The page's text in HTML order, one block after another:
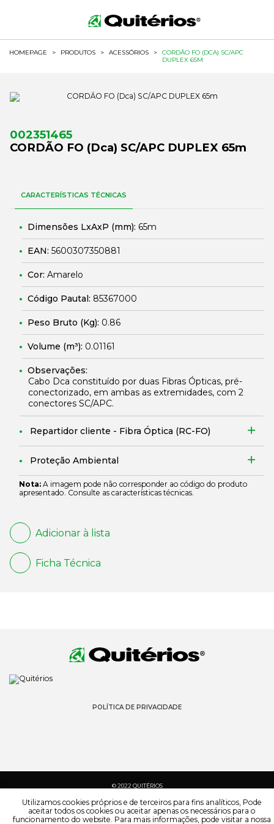
HOMEPAGE > PRODUTOS > ACESSÓRIOS >
CORDÃO FO (DCA) SC/APC
DUPLEX 65M
002351465
CORDÃO FO (Dca) SC/APC DUPLEX 65m
CARACTERÍSTICAS TÉCNICAS
Dimensões LxAxP (mm): 65m
EAN: 5600307350881
Cor: Amarelo
Código Pautal: 85367000
Peso Bruto (Kg): 0.86
Volume (m³): 0.01161
Observações:
Cabo Dca constituído por duas Fibras Ópticas, pré-
conectorizado, em ambas as extremidades, com 2
conectores SC/APC.
Repartidor cliente - Fibra Óptica (RC-FO)
Proteção Ambiental
Nota: A imagem pode não corresponder ao código do produto
apresentado. Consulte as características técnicas.
Adicionar à lista
Ficha Técnica
POLÍTICA DE PRIVACIDADE
© 2022 QUITÉRIOS
Utilizamos cookies próprios e de terceiros para fins analíticos, Pode
aceitar todos os cookies ou aceitar apenas os necessários para o
funcionamento do website. Para mais informações, pode visitar a nossa